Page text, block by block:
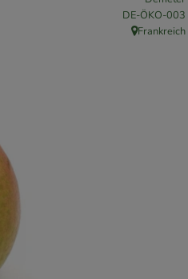
, Kontrollstelle:
DE-ÖKO-003
, Herkunft:
Frankreich